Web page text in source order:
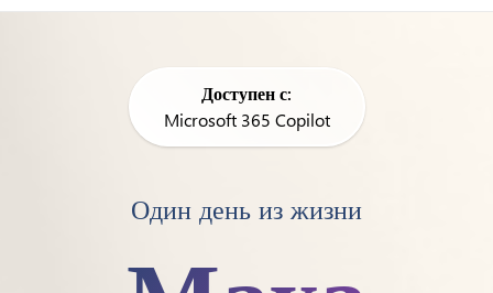
Доступен с:
Microsoft 365 Copilot
Один день из жизни